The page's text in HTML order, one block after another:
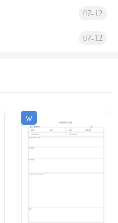
07-12
07-12
w